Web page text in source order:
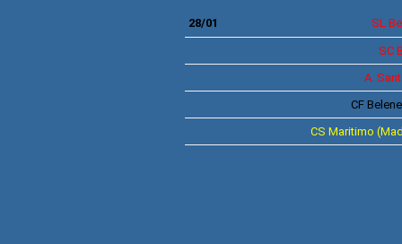
28/01 SL
SC
A.
CF
CS Maritimo